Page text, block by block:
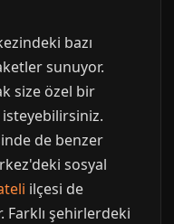
bazı
sunuyor.
size özel bir
isteyebilirsiniz.
de benzer
sosyal
ilçesi de
şehirlerdeki